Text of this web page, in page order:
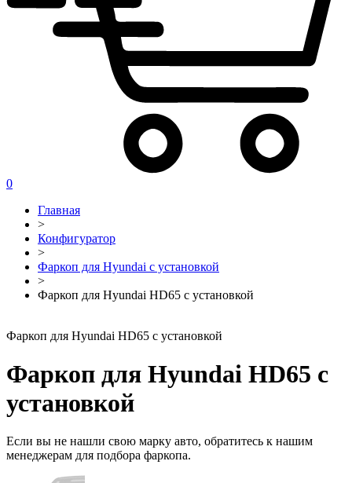
0
Главная
>
Конфигуратор
>
Фаркоп для Hyundai с установкой
>
Фаркоп для Hyundai HD65 с установкой
Фаркоп для Hyundai HD65 с установкой
Фаркоп для Hyundai HD65 с
установкой
Если вы не нашли свою марку авто, обратитесь к нашим
менеджерам для подбора фаркопа.